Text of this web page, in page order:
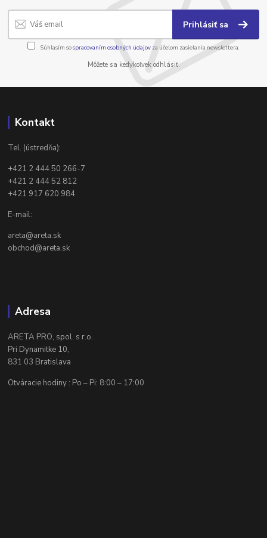
Prihlásiť sa
Súhlasím sospracovaním osobných údajov za účelom zasielania newslettera.
Môžete sa kedykoľvek odhlásiť.
Kontakt
Tel. (ústredňa):
+421 2 444 50 266-7
+421 2 444 52 812
+421 917 620 984
E-mail:
areta@areta.sk
obchod@areta.sk
Adresa
ARETA PRO, spol. s r.o.
Pri Dynamitke 10,
831 03 Bratislava
Otváracie hodiny : Po – Pi: 8:00 – 17:00